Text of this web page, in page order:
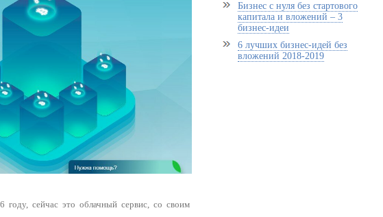
году, сейчас это облачный сервис, со своим
Бизнес с нуля без стартового
капитала и вложений – 3
бизнес-идеи
6 лучших бизнес-идей без
вложений 2018-2019